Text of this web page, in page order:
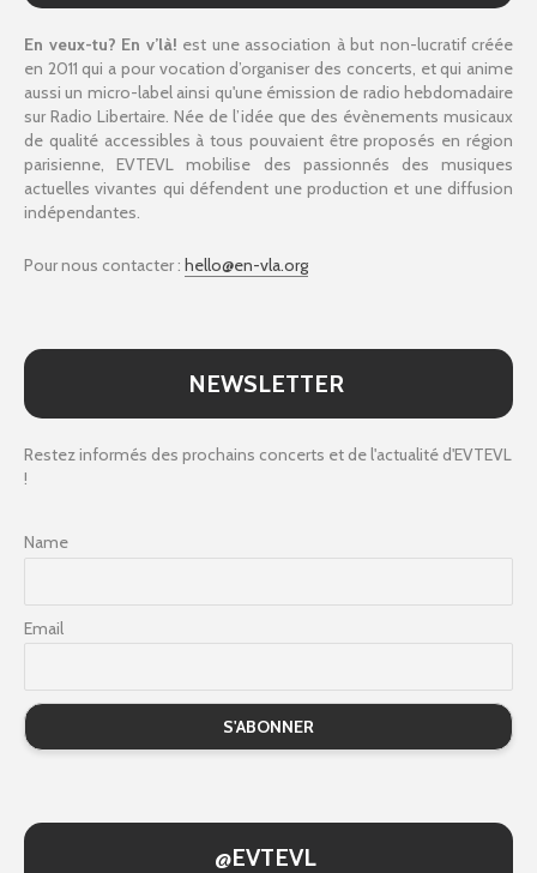
En veux-tu? En v’là! est une association à but non-lucratif créée
en 2011 qui a pour vocation d’organiser des concerts, et qui anime
aussi un micro-label ainsi qu'une émission de radio hebdomadaire
sur Radio Libertaire. Née de l’idée que des évènements musicaux
de qualité accessibles à tous pouvaient être proposés en région
parisienne, EVTEVL mobilise des passionnés des musiques
actuelles vivantes qui défendent une production et une diffusion
indépendantes.
Pour nous contacter : hello@en-vla.org
NEWSLETTER
Restez informés des prochains concerts et de l'actualité d'EVTEVL
!
Name
Email
@EVTEVL